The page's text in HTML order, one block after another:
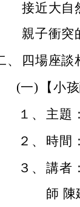
接近大自
親子衝突
、
四場座談
(一)
【小
１、
主題
２、
時間
３、 講者
師 陳